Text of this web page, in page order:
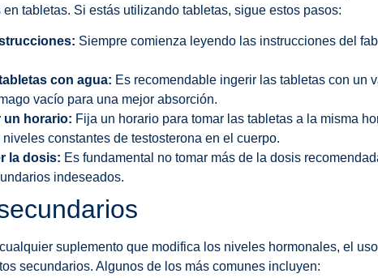
tabletas. Si estás utilizando tabletas, sigue estos pasos:
Siempre comienza leyendo las instrucciones del
con agua: Es recomendable ingerir las tabletas con un
vacío para una mejor absorción.
un horario: Fija un horario para tomar las tabletas a la misma
constantes de testosterona en el cuerpo.
la dosis: Es fundamental no tomar más de la dosis
indeseados.
suplemento que modifica los niveles hormonales, el
secundarios. Algunos de los más comunes incluyen: